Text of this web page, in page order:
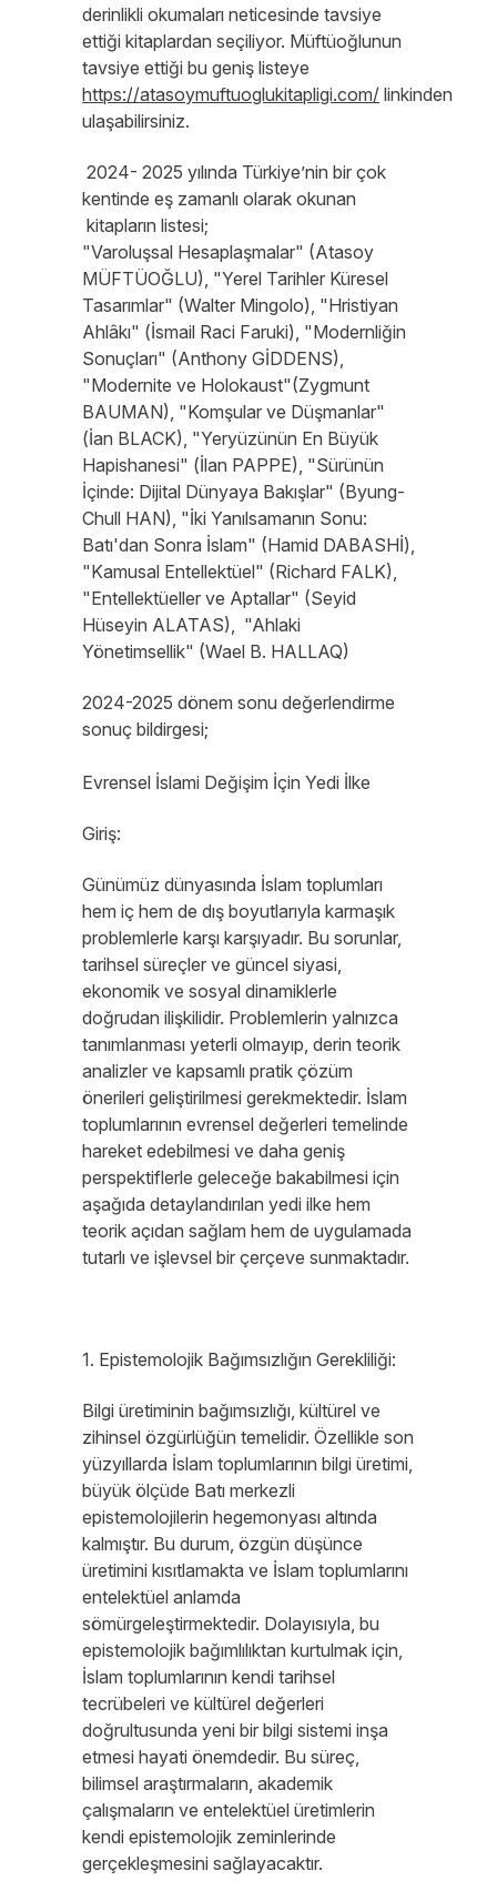
derinlikli okumaları neticesinde tavsiye
ettiği kitaplardan seçiliyor. Müftüoğlunun
tavsiye ettiği bu geniş listeye
https://atasoymuftuoglukitapligi.com/ linkinden
ulaşabilirsiniz.
2024- 2025 yılında Türkiye’nin bir çok
kentinde eş zamanlı olarak okunan
kitapların listesi;
"Varoluşsal Hesaplaşmalar" (Atasoy
MÜFTÜOĞLU), "Yerel Tarihler Küresel
Tasarımlar" (Walter Mingolo), "Hristiyan
Ahlâkı" (İsmail Raci Faruki), "Modernliğin
Sonuçları" (Anthony GİDDENS),
"Modernite ve Holokaust"(Zygmunt
BAUMAN), "Komşular ve Düşmanlar"
(İan BLACK), "Yeryüzünün En Büyük
Hapishanesi" (İlan PAPPE), "Sürünün
İçinde: Dijital Dünyaya Bakışlar" (Byung-
Chull HAN), "İki Yanılsamanın Sonu:
Batı'dan Sonra İslam" (Hamid DABASHİ),
"Kamusal Entellektüel" (Richard FALK),
"Entellektüeller ve Aptallar" (Seyid
Hüseyin ALATAS), "Ahlaki
Yönetimsellik" (Wael B. HALLAQ)
2024-2025 dönem sonu değerlendirme
sonuç bildirgesi;
Evrensel İslami Değişim İçin Yedi İlke
Giriş:
Günümüz dünyasında İslam toplumları
hem iç hem de dış boyutlarıyla karmaşık
problemlerle karşı karşıyadır. Bu sorunlar,
tarihsel süreçler ve güncel siyasi,
ekonomik ve sosyal dinamiklerle
doğrudan ilişkilidir. Problemlerin yalnızca
tanımlanması yeterli olmayıp, derin teorik
analizler ve kapsamlı pratik çözüm
önerileri geliştirilmesi gerekmektedir. İslam
toplumlarının evrensel değerleri temelinde
hareket edebilmesi ve daha geniş
perspektiflerle geleceğe bakabilmesi için
aşağıda detaylandırılan yedi ilke hem
teorik açıdan sağlam hem de uygulamada
tutarlı ve işlevsel bir çerçeve sunmaktadır.
1. Epistemolojik Bağımsızlığın Gerekliliği:
Bilgi üretiminin bağımsızlığı, kültürel ve
zihinsel özgürlüğün temelidir. Özellikle son
yüzyıllarda İslam toplumlarının bilgi üretimi,
büyük ölçüde Batı merkezli
epistemolojilerin hegemonyası altında
kalmıştır. Bu durum, özgün düşünce
üretimini kısıtlamakta ve İslam toplumlarını
entelektüel anlamda
sömürgeleştirmektedir. Dolayısıyla, bu
epistemolojik bağımlılıktan kurtulmak için,
İslam toplumlarının kendi tarihsel
tecrübeleri ve kültürel değerleri
doğrultusunda yeni bir bilgi sistemi inşa
etmesi hayati önemdedir. Bu süreç,
bilimsel araştırmaların, akademik
çalışmaların ve entelektüel üretimlerin
kendi epistemolojik zeminlerinde
gerçekleşmesini sağlayacaktır.